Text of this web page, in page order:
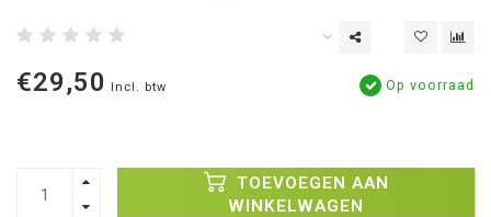
€29,50 Incl. btw Op voorraad
TOEVOEGEN AAN
WINKELWAGEN